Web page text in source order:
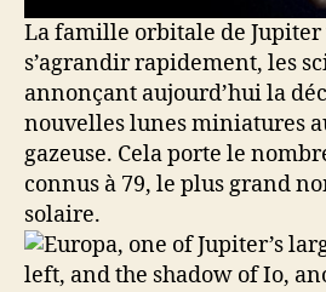
La famille orbitale de Jupiter
s’agrandir rapidement, les
annonçant aujourd’hui la
nouvelles lunes miniatures
gazeuse. Cela porte le
connus à 79, le plus grand
solaire.